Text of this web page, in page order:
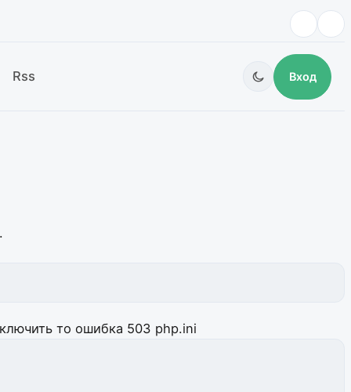
Rss Вход
то ошибка 503 php.ini